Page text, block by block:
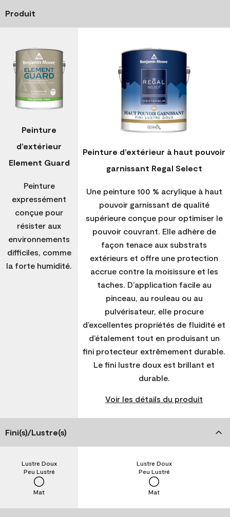
Produit
Peinture
d’extérieur
Element Guard
Peinture
expressément
conçue pour
résister aux
environnements
difficiles, comme
la forte humidité.
Peinture d’extérieur à haut pouvoir
garnissant Regal Select
Une peinture 100 % acrylique à haut
pouvoir garnissant de qualité
supérieure conçue pour optimiser le
pouvoir couvrant. Elle adhère de
façon tenace aux substrats
extérieurs et offre une protection
accrue contre la moisissure et les
taches. D’application facile au
pinceau, au rouleau ou au
pulvérisateur, elle procure
d’excellentes propriétés de fluidité et
d’étalement tout en produisant un
fini protecteur extrêmement durable.
Le fini lustre doux est brillant et
durable.
Voir les détails du produit
Fini(s)/Lustre(s)
Mat
Peu Lustré
Lustre Doux
Mat
Peu Lustré
Lustre Doux